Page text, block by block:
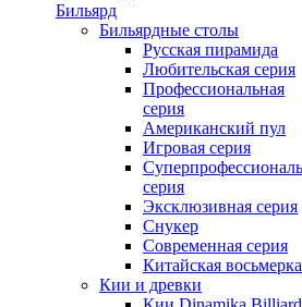
Бильярд
Бильярдные столы
Русская пирамида
Любительская серия
Профессиональная
серия
Американский пул
Игровая серия
серия
Эксклюзивная серия
Снукер
Современная серия
Китайская восьмерка
Кии и древки